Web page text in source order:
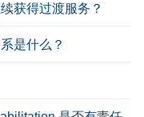
获得过渡服务？
是什么？